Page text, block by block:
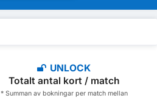
UNLOCK
Totalt antal kort / match
* Summan av bokningar per match mellan